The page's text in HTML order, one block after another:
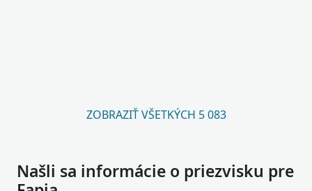
ZOBRAZIŤ VŠETKÝCH 5 083
Našli sa informácie o priezvisku pre